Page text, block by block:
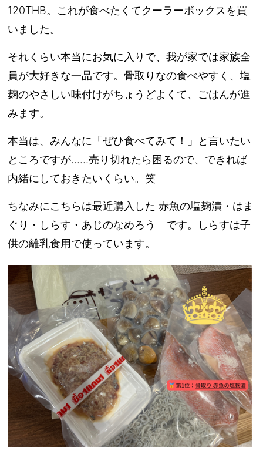
120THB。これが食べたくてクーラーボックスを買
いました。
それくらい本当にお気に入りで、我が家では家族全
員が大好きな一品です。骨取りなの食べやすく、塩
麹のやさしい味付けがちょうどよくて、ごはんが進
みます。
本当は、みんなに「ぜひ食べてみて！」と言いたい
ところですが……売り切れたら困るので、できれば
内緒にしておきたいくらい。笑
ちなみにこちらは最近購入した 赤魚の塩麹漬・はま
ぐり・しらす・あじのなめろう です。しらすは子
供の離乳食用で使っています。